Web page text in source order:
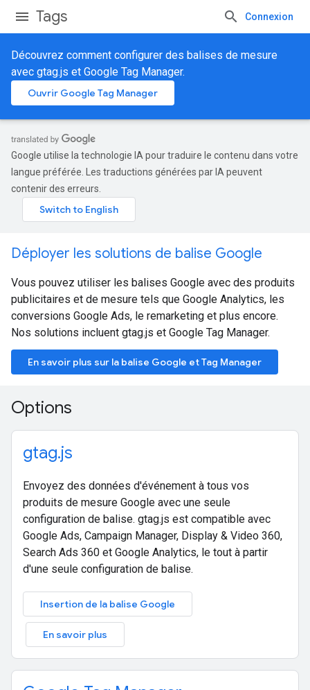
Tags Connexion
Découvrez comment configurer des balises de mesure
avec gtag.js et Google Tag Manager.
Ouvrir Google Tag Manager
Google utilise la technologie IA pour traduire le contenu dans votre
langue préférée. Les traductions générées par IA peuvent
contenir des erreurs.
Déployer les solutions de balise Google
Vous pouvez utiliser les balises Google avec des produits
publicitaires et de mesure tels que Google Analytics, les
conversions Google Ads, le remarketing et plus encore.
Nos solutions incluent gtag.js et Google Tag Manager.
En savoir plus sur la balise Google et Tag Manager
Options
gtag.js
Envoyez des données d'événement à tous vos
produits de mesure Google avec une seule
configuration de balise. gtag.js est compatible avec
Google Ads, Campaign Manager, Display & Video 360,
Search Ads 360 et Google Analytics, le tout à partir
d'une seule configuration de balise.
Insertion de la balise Google
En savoir plus